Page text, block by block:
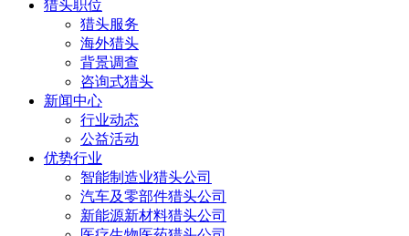
猎头职位
猎头服务
海外猎头
背景调查
咨询式猎头
新闻中心
行业动态
公益活动
优势行业
智能制造业猎头公司
汽车及零部件猎头公司
新能源新材料猎头公司